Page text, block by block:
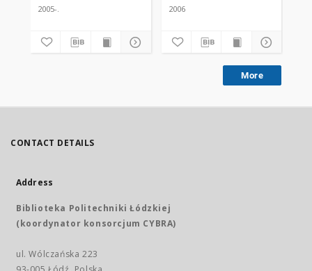
2005-. 2006
More
CONTACT DETAILS
Address
Biblioteka Politechniki Łódzkiej
(koordynator konsorcjum CYBRA)
ul. Wólczańska 223